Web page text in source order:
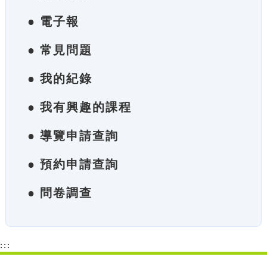
● 電子報
● 常見問題
● 我的紀錄
● 我有興趣的課程
● 導覽申請查詢
● 預約申請查詢
● 問卷調查
:::